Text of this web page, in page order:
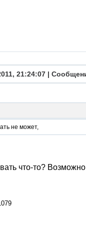
21:24:07 |
не может,
что-то? Возможно